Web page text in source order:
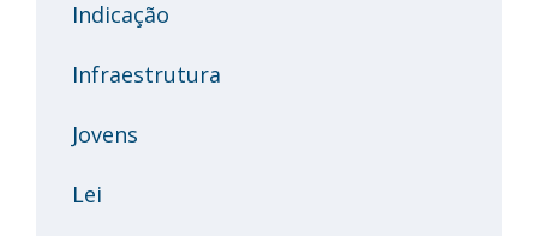
Indicação
Infraestrutura
Jovens
Lei